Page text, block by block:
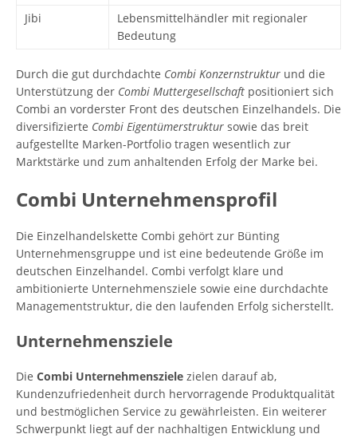
Jibi
Lebensmittelhändler mit regionaler
Bedeutung
Durch die gut durchdachte Combi Konzernstruktur und die
Unterstützung der Combi Muttergesellschaft positioniert sich
Combi an vorderster Front des deutschen Einzelhandels. Die
diversifizierte Combi Eigentümerstruktur sowie das breit
aufgestellte Marken-Portfolio tragen wesentlich zur
Marktstärke und zum anhaltenden Erfolg der Marke bei.
Combi Unternehmensprofil
Die Einzelhandelskette Combi gehört zur Bünting
Unternehmensgruppe und ist eine bedeutende Größe im
deutschen Einzelhandel. Combi verfolgt klare und
ambitionierte Unternehmensziele sowie eine durchdachte
Managementstruktur, die den laufenden Erfolg sicherstellt.
Unternehmensziele
Die Combi Unternehmensziele zielen darauf ab,
Kundenzufriedenheit durch hervorragende Produktqualität
und bestmöglichen Service zu gewährleisten. Ein weiterer
Schwerpunkt liegt auf der nachhaltigen Entwicklung und